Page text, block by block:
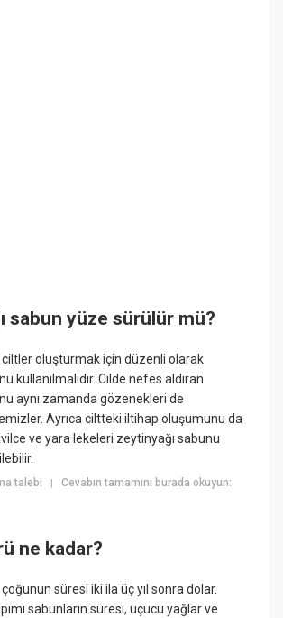
sabun yüze sürülür mü?
ciltler oluşturmak için düzenli olarak
kullanılmalıdır. Cilde nefes aldıran
aynı zamanda gözenekleri de
Ayrıca ciltteki iltihap oluşumunu da
ve yara lekeleri zeytinyağı sabunu
talebi |Cevabın tamamını burada okuyun:
ne kadar?
çoğunun süresi iki ila üç yıl sonra dolar.
sabunların süresi, uçucu yağlar ve